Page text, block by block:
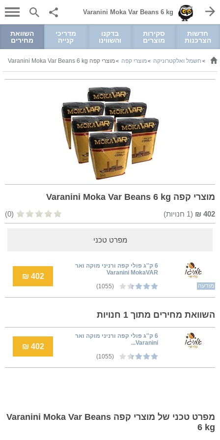
Varanini Moka Var Beans 6 kg
חדשות
הצרכנות
סקירות
מוצרים
בדקנו
והשווינו
מדריכי
קנייה
השוואת
מחירים
> חשמל ואלקטרוניקה >מוצרי קפה >מוצרי קפה Varanini Moka Var Beans 6 kg
מוצרי קפה Varanini Moka Var Beans 6 kg
402
₪
(
1 חנויות) (0)
מפרט טכני
מודעה
6 ק''ג פולי קפה ורניני מוקה ואר
Varanini MokaVAR
(1055)
402 ₪
השוואת מחירים מתוך 1 חנויות
6 ק''ג פולי קפה ורניני מוקה ואר
Varanini...
(1055)
402 ₪
מפרט טכני של מוצרי קפה Varanini Moka Var Beans
6 kg